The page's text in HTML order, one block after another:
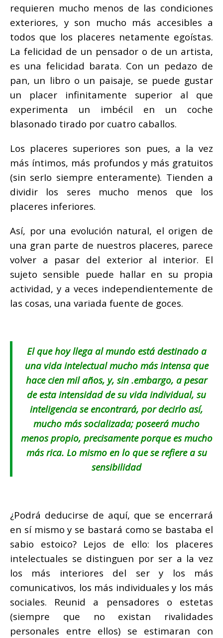
requieren mucho menos de las condiciones
exteriores, y son mucho más accesibles a
todos que los placeres netamente egoístas.
La felicidad de un pensador o de un artista,
es una felicidad barata. Con un pedazo de
pan, un libro o un paisaje, se puede gustar
un placer infinitamente superior al que
experimenta un imbécil en un coche
blasonado tirado por cuatro caballos.
Los placeres superiores son pues, a la vez
más íntimos, más profundos y más gratuitos
(sin serIo siempre enteramente). Tienden a
dividir los seres mucho menos que los
placeres inferiores.
Así, por una evolución natural, el origen de
una gran parte de nuestros placeres, parece
volver a pasar del exterior al interior. El
sujeto sensible puede hallar en su propia
actividad, y a veces independientemente de
las cosas, una variada fuente de goces.
El que hoy llega al mundo está destinado a
una vida intelectual mucho más intensa que
hace cien mil años, y, sin .embargo, a pesar
de esta intensidad de su vida individual, su
inteligencia se encontrará, por decirlo así,
mucho más socializada; poseerá mucho
menos propio, precisamente porque es mucho
más rica. Lo mismo en lo que se refiere a su
sensibilidad
¿Podrá deducirse de aquí, que se encerrará
en sí mismo y se bastará como se bastaba el
sabio estoico? Lejos de ello: los placeres
intelectuales se distinguen por ser a la vez
los más interiores del ser y los más
comunicativos, los más individuales y los más
sociales. Reunid a pensadores o estetas
(siempre que no existan rivalidades
personales entre ellos) se estimaran con